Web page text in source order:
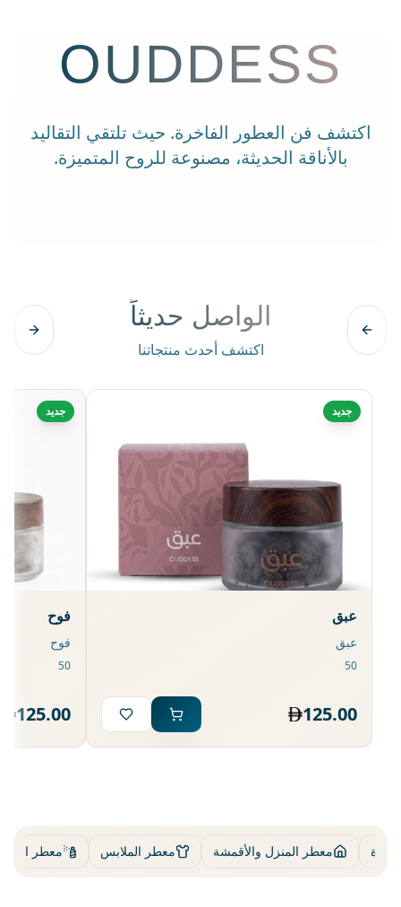
OUDDESS
اكتشف فن العطور الفاخرة. حيث تلتقي التقاليد
بالأناقة الحديثة، مصنوعة للروح المتميزة.
الواصل حديثاً
اكتشف أحدث منتجاتنا
جديد
عبق
عبق
125.00
جديد
فوح
فوح
125.00
معطر المنزل والأقمشة معطر الملابس معطر